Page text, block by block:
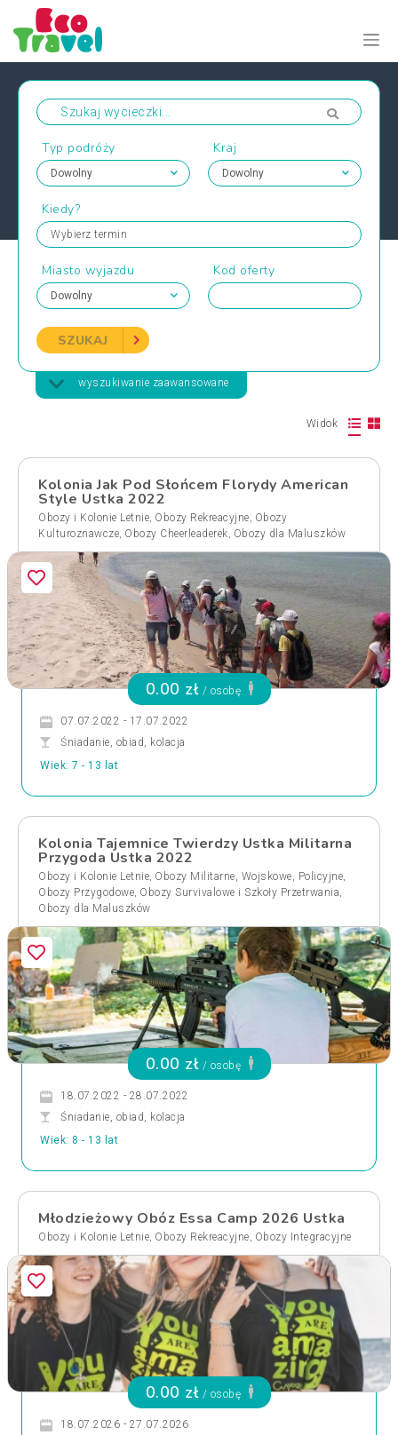
Typ podróży Kraj
Kiedy?
Wybierz termin
Miasto wyjazdu Kod oferty
SZUKAJ
wyszukiwanie zaawansowane
Widok
Kolonia Jak Pod Słońcem Florydy American
Style Ustka 2022
Obozy i Kolonie Letnie, Obozy Rekreacyjne, Obozy
Kulturoznawcze, Obozy Cheerleaderek, Obozy dla Maluszków
0.00 zł / osobę
07.07.2022 - 17.07.2022
Śniadanie, obiad, kolacja
Wiek: 7 - 13 lat
Kolonia Tajemnice Twierdzy Ustka Militarna
Przygoda Ustka 2022
Obozy i Kolonie Letnie, Obozy Militarne, Wojskowe, Policyjne,
Obozy Przygodowe, Obozy Survivalowe i Szkoły Przetrwania,
Obozy dla Maluszków
0.00 zł / osobę
18.07.2022 - 28.07.2022
Śniadanie, obiad, kolacja
Wiek: 8 - 13 lat
Młodzieżowy Obóz Essa Camp 2026 Ustka
Obozy i Kolonie Letnie, Obozy Rekreacyjne, Obozy Integracyjne
0.00 zł / osobę
18.07.2026 - 27.07.2026